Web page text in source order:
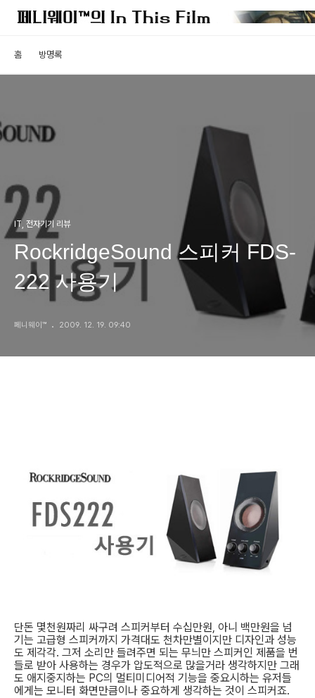
홈 방명록
IT, 전자기기 리뷰
RockridgeSound 스피커 FDS-
222 사용기
페니웨이™ 2009. 12. 19. 09:40
단돈 몇천원짜리 싸구려 스피커부터 수십만원, 아니 백만원을 넘
기는 고급형 스피커까지 가격대도 천차만별이지만 디자인과 성능
도 제각각. 그저 소리만 들려주면 되는 무늬만 스피커인 제품을 번
들로 받아 사용하는 경우가 압도적으로 많을거라 생각하지만 그래
도 애지중지하는 PC의 멀티미디어적 기능을 중요시하는 유저들
에게는 모니터 화면만큼이나 중요하게 생각하는 것이 스피커죠.